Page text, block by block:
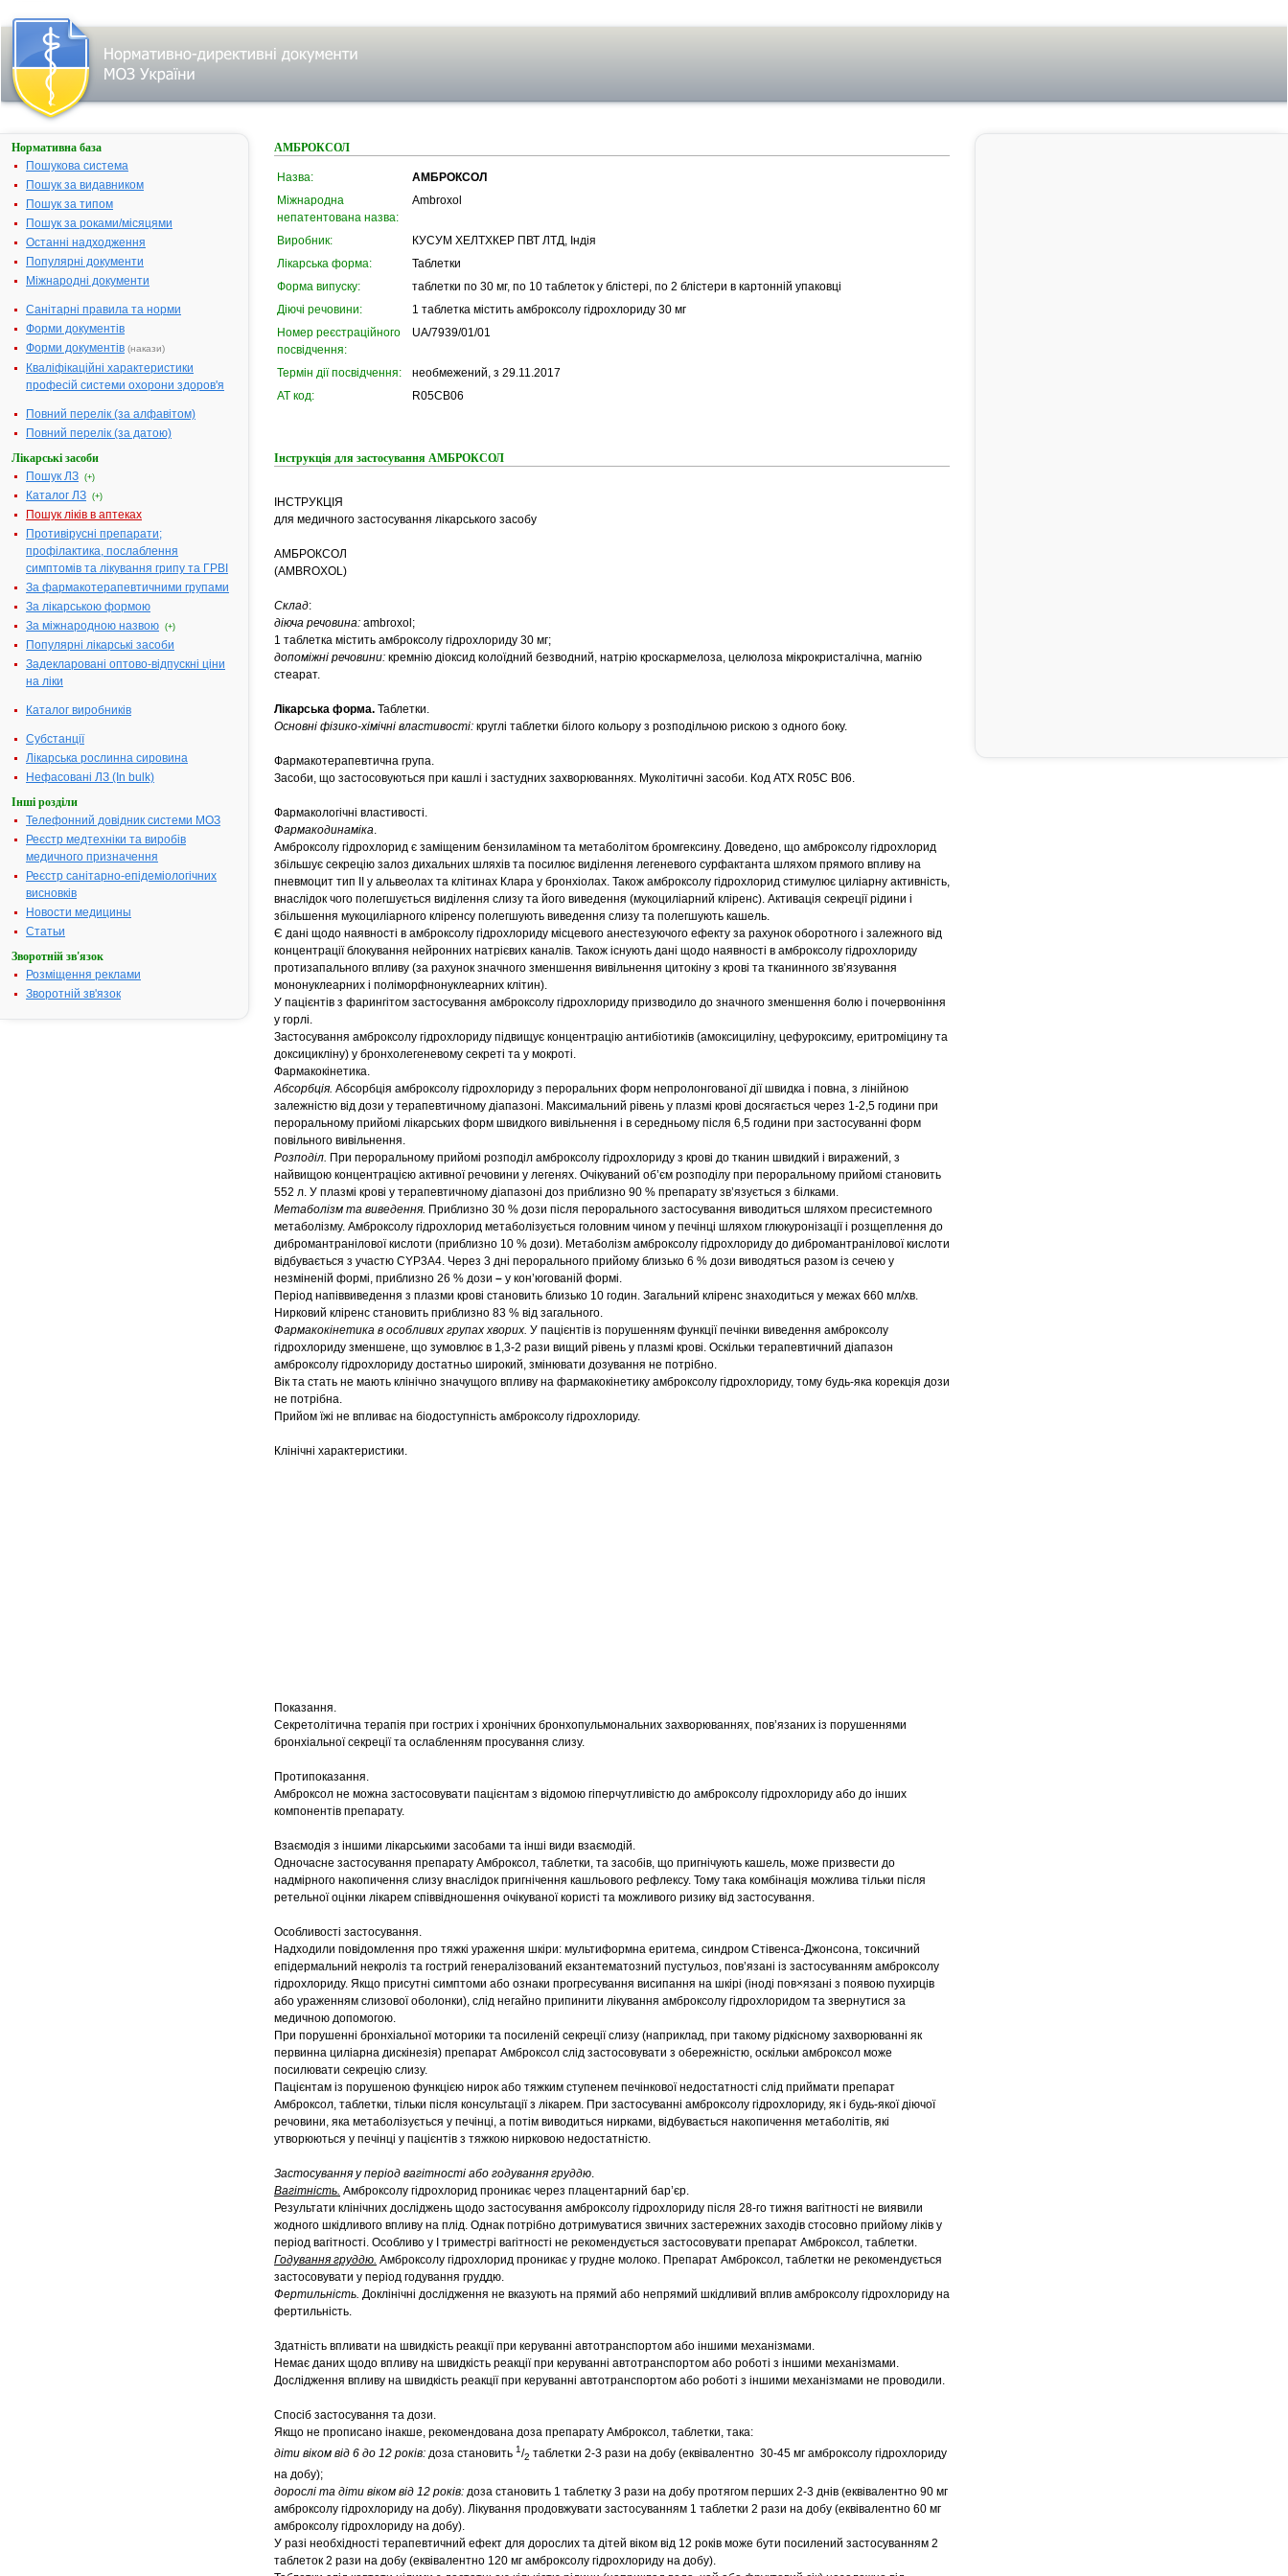
Нормативна база
Пошукова система
Пошук за видавником
Пошук за типом
Пошук за роками/місяцями
Останні надходження
Популярні документи
Міжнародні документи
Санітарні правила та норми
Форми документів
Форми документів (накази)
Кваліфікаційні характеристики
професій системи охорони здоров'я
Повний перелік (за алфавітом)
Повний перелік (за датою)
Лікарські засоби
Пошук ЛЗ (+)
Каталог ЛЗ (+)
Пошук ліків в аптеках
Противірусні препарати;
профілактика, послаблення
симптомів та лікування грипу та ГРВІ
За фармакотерапевтичними групами
За лікарською формою
За міжнародною назвою (+)
Популярні лікарські засоби
Задекларовані оптово-відпускні ціни
на ліки
Каталог виробників
Субстанції
Лікарська рослинна сировина
Нефасовані ЛЗ (In bulk)
Інші розділи
Телефонний довідник системи МОЗ
Реєстр медтехніки та виробів
медичного призначення
Реєстр санітарно-епідеміологічних
висновків
Новости медицины
Статьи
Зворотній зв'язок
Розміщення реклами
Зворотній зв'язок
АМБРОКСОЛ
Назва:
АМБРОКСОЛ
Міжнародна
непатентована назва:
Ambroxol
Виробник:
КУСУМ ХЕЛТХКЕР ПВТ ЛТД, Індія
Лікарська форма:
Таблетки
Форма випуску:
таблетки по 30 мг, по 10 таблеток у блістері, по 2 блістери в картонній упаковці
Діючі речовини:
1 таблетка містить амброксолу гідрохлориду 30 мг
Номер реєстраційного
посвідчення:
UA/7939/01/01
Термін дії посвідчення:
необмежений, з 29.11.2017
АТ код:
R05CB06
Інструкція для застосування АМБРОКСОЛ
ІНСТРУКЦІЯ
для медичного застосування лікарського засобу
АМБРОКСОЛ
(AMBROXOL)
Склад:
діюча речовина: ambroxol;
1 таблетка містить амброксолу гідрохлориду 30 мг;
допоміжні речовини: кремнію діоксид колоїдний безводний, натрію кроскармелоза, целюлоза мікрокристалічна, магнію
стеарат.
Лікарська форма. Таблетки.
Основні фізико-хімічні властивості: круглі таблетки білого кольору з розподільчою рискою з одного боку.
Фармакотерапевтична група.
Засоби, що застосовуються при кашлі і застудних захворюваннях. Муколітичні засоби. Код АТХ R05C B06.
Фармакологічні властивості.
Фармакодинаміка.
Амброксолу гідрохлорид є заміщеним бензиламіном та метаболітом бромгексину. Доведено, що амброксолу гідрохлорид
збільшує секрецію залоз дихальних шляхів та посилює виділення легеневого сурфактанта шляхом прямого впливу на
пневмоцит тип ІІ у альвеолах та клітинах Клара у бронхіолах. Також амброксолу гідрохлорид стимулює циліарну активність,
внаслідок чого полегшується виділення слизу та його виведення (мукоциліарний кліренс). Активація секреції рідини і
збільшення мукоциліарного кліренсу полегшують виведення слизу та полегшують кашель.
Є дані щодо наявності в амброксолу гідрохлориду місцевого анестезуючого ефекту за рахунок оборотного і залежного від
концентрації блокування нейронних натрієвих каналів. Також існують дані щодо наявності в амброксолу гідрохлориду
протизапального впливу (за рахунок значного зменшення вивільнення цитокіну з крові та тканинного зв’язування
мононуклеарних і поліморфнонуклеарних клітин).
У пацієнтів з фарингітом застосування амброксолу гідрохлориду призводило до значного зменшення болю і почервоніння
у горлі.
Застосування амброксолу гідрохлориду підвищує концентрацію антибіотиків (амоксициліну, цефуроксиму, еритроміцину та
доксицикліну) у бронхолегеневому секреті та у мокроті.
Фармакокінетика.
Абсорбція. Абсорбція амброксолу гідрохлориду з пероральних форм непролонгованої дії швидка і повна, з лінійною
залежністю від дози у терапевтичному діапазоні. Максимальний рівень у плазмі крові досягається через 1-2,5 години при
пероральному прийомі лікарських форм швидкого вивільнення і в середньому після 6,5 години при застосуванні форм
повільного вивільнення.
Розподіл. При пероральному прийомі розподіл амброксолу гідрохлориду з крові до тканин швидкий і виражений, з
найвищою концентрацією активної речовини у легенях. Очікуваний об’єм розподілу при пероральному прийомі становить
552 л. У плазмі крові у терапевтичному діапазоні доз приблизно 90 % препарату зв’язується з білками.
Метаболізм та виведення. Приблизно 30 % дози після перорального застосування виводиться шляхом пресистемного
метаболізму. Амброксолу гідрохлорид метаболізується головним чином у печінці шляхом глюкуронізації і розщеплення до
дибромантранілової кислоти (приблизно 10 % дози). Метаболізм амброксолу гідрохлориду до дибромантранілової кислоти
відбувається з участю CYP3A4. Через 3 дні перорального прийому близько 6 % дози виводяться разом із сечею у
незміненій формі, приблизно 26 % дози – у кон’югованій формі.
Період напіввиведення з плазми крові становить близько 10 годин. Загальний кліренс знаходиться у межах 660 мл/хв.
Нирковий кліренс становить приблизно 83 % від загального.
Фармакокінетика в особливих групах хворих. У пацієнтів із порушенням функції печінки виведення амброксолу
гідрохлориду зменшене, що зумовлює в 1,3-2 рази вищий рівень у плазмі крові. Оскільки терапевтичний діапазон
амброксолу гідрохлориду достатньо широкий, змінювати дозування не потрібно.
Вік та стать не мають клінічно значущого впливу на фармакокінетику амброксолу гідрохлориду, тому будь-яка корекція дози
не потрібна.
Прийом їжі не впливає на біодоступність амброксолу гідрохлориду.
Клінічні характеристики.
Показання.
Секретолітична терапія при гострих і хронічних бронхопульмональних захворюваннях, пов’язаних із порушеннями
бронхіальної секреції та ослабленням просування слизу.
Протипоказання.
Амброксол не можна застосовувати пацієнтам з відомою гіперчутливістю до амброксолу гідрохлориду або до інших
компонентів препарату.
Взаємодія з іншими лікарськими засобами та інші види взаємодій.
Одночасне застосування препарату Амброксол, таблетки, та засобів, що пригнічують кашель, може призвести до
надмірного накопичення слизу внаслідок пригнічення кашльового рефлексу. Тому така комбінація можлива тільки після
ретельної оцінки лікарем співвідношення очікуваної користі та можливого ризику від застосування.
Особливості застосування.
Надходили повідомлення про тяжкі ураження шкіри: мультиформна еритема, синдром Стівенса-Джонсона, токсичний
епідермальний некроліз та гострий генералізований екзантематозний пустульоз, пов’язані із застосуванням амброксолу
гідрохлориду. Якщо присутні симптоми або ознаки прогресування висипання на шкірі (іноді пов×язані з появою пухирців
або ураженням слизової оболонки), слід негайно припинити лікування амброксолу гідрохлоридом та звернутися за
медичною допомогою.
При порушенні бронхіальної моторики та посиленій секреції слизу (наприклад, при такому рідкісному захворюванні як
первинна циліарна дискінезія) препарат Амброксол слід застосовувати з обережністю, оскільки амброксол може
посилювати секрецію слизу.
Пацієнтам із порушеною функцією нирок або тяжким ступенем печінкової недостатності слід приймати препарат
Амброксол, таблетки, тільки після консультації з лікарем. При застосуванні амброксолу гідрохлориду, як і будь-якої діючої
речовини, яка метаболізується у печінці, а потім виводиться нирками, відбувається накопичення метаболітів, які
утворюються у печінці у пацієнтів з тяжкою нирковою недостатністю.
Застосування у період вагітності або годування груддю.
Вагітність. Амброксолу гідрохлорид проникає через плацентарний бар’єр.
Результати клінічних досліджень щодо застосування амброксолу гідрохлориду після 28-го тижня вагітності не виявили
жодного шкідливого впливу на плід. Однак потрібно дотримуватися звичних застережних заходів стосовно прийому ліків у
період вагітності. Особливо у І триместрі вагітності не рекомендується застосовувати препарат Амброксол, таблетки.
Годування груддю. Амброксолу гідрохлорид проникає у грудне молоко. Препарат Амброксол, таблетки не рекомендується
застосовувати у період годування груддю.
Фертильність. Доклінічні дослідження не вказують на прямий або непрямий шкідливий вплив амброксолу гідрохлориду на
фертильність.
Здатність впливати на швидкість реакції при керуванні автотранспортом або іншими механізмами.
Немає даних щодо впливу на швидкість реакції при керуванні автотранспортом або роботі з іншими механізмами.
Дослідження впливу на швидкість реакції при керуванні автотранспортом або роботі з іншими механізмами не проводили.
Спосіб застосування та дози.
Якщо не прописано інакше, рекомендована доза препарату Амброксол, таблетки, така:
діти віком від 6 до 12 років: доза становить 1/2 таблетки 2-3 рази на добу (еквівалентно 30-45 мг амброксолу гідрохлориду
на добу);
дорослі та діти віком від 12 років: доза становить 1 таблетку 3 рази на добу протягом перших 2-3 днів (еквівалентно 90 мг
амброксолу гідрохлориду на добу). Лікування продовжувати застосуванням 1 таблетки 2 рази на добу (еквівалентно 60 мг
амброксолу гідрохлориду на добу).
У разі необхідності терапевтичний ефект для дорослих та дітей віком від 12 років може бути посилений застосуванням 2
таблеток 2 рази на добу (еквівалентно 120 мг амброксолу гідрохлориду на добу).